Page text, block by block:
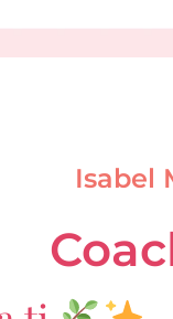
Isabel